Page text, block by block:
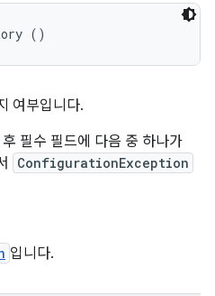
()
여부입니다.
필수 필드에 다음 중 하나가
ConfigurationException
입니다.